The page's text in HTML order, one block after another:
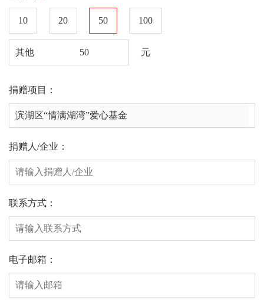
10 20 50 100
其他 元
捐赠项目：
捐赠人/企业：
联系方式：
电子邮箱：